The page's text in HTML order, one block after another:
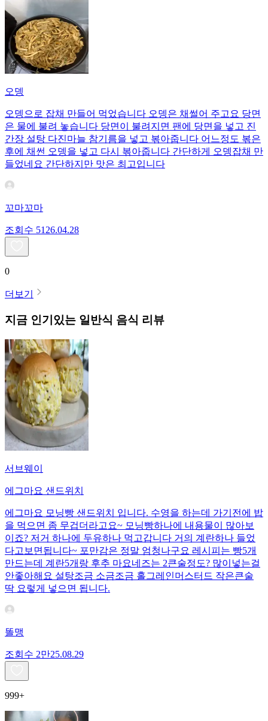
오뎅
오뎅으로 잡채 만들어 먹었습니다 오뎅은 채썰어 주고요 당면
은 물에 불려 놓습니다 당면이 불려지면 팬에 당면을 넣고 진
간장 설탕 다진마늘 참기름을 넣고 볶아줍니다 어느정도 볶은
후에 채썬 오뎅을 넣고 다시 볶아줍니다 간단하게 오뎅잡채 만
들었네요 간단하지만 맛은 최고입니다
꼬마꼬마
조회수 51 26.04.28
0
더보기
지금 인기있는 일반식 음식 리뷰
서브웨이
에그마요 샌드위치
에그마요 모닝빵 샌드위치 입니다. 수영을 하는데 가기전에 밥
을 먹으면 좀 무겁더라고요~ 모닝빵하나에 내용물이 많아보
이죠? 저거 하나에 두유하나 먹고갑니다 거의 계란하나 들었
다고보면됩니다~ 포만감은 정말 엄청나구요 레시피는 빵5개
만드는데 계란5개랑 후추 마요네즈는 2큰술정도? 많이넣는걸
안좋아해요 설탕조금 소금조금 홀그레인머스터드 작은큰술
딱 요렇게 넣으면 됩니다.
똘맹
조회수 2만25.08.29
999+